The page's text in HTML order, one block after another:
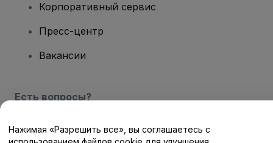
Корпоративный сервис
Пресс-центр
Вакансии
Есть вопросы?
Центр помощи / Свяжитесь с нами
Нажимая «Разрешить все», вы соглашаетесь с